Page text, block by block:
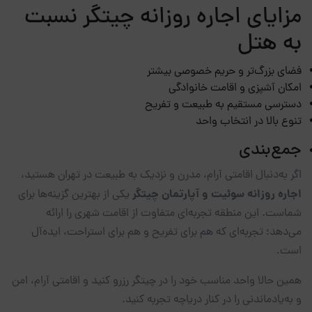
مزایای اجاره روزانه چیتگر نسبت
به هتل
فضای بزرگ‌تر و حریم خصوصی بیشتر
امکان آشپزی و اقامت خانوادگی
دسترسی مستقیم به طبیعت و تفریح
تنوع بالا در انتخاب واحد
جمع‌بندی
اگر به‌دنبال اقامتی آرام، مدرن و نزدیک به طبیعت در تهران هستید،
اجاره روزانه سوئیت و آپارتمان چیتگر یکی از بهترین گزینه‌ها برای
شماست. این منطقه تجربه‌ای متفاوت از اقامت شهری را ارائه
می‌دهد؛ تجربه‌ای که هم برای تفریح و هم برای استراحت، ایده‌آل
است.
همین حالا واحد مناسب خود را در چیتگر رزرو کنید و اقامتی آرام، امن
و به‌یادماندنی را در کنار دریاچه تجربه کنید.